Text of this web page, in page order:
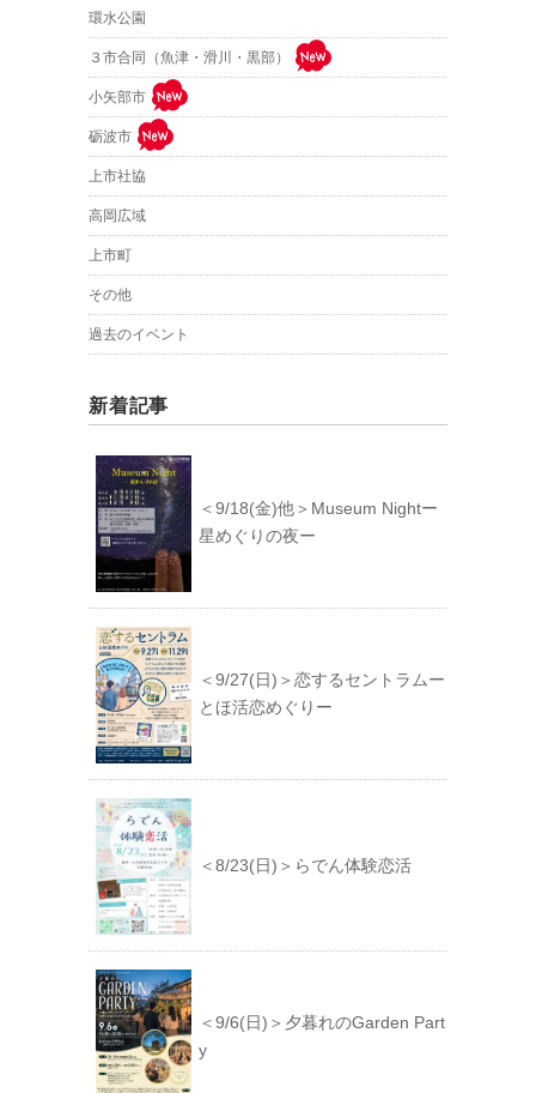
環水公園
３市合同（魚津・滑川・黒部）
小矢部市
砺波市
上市社協
高岡広域
上市町
その他
過去のイベント
新着記事
＜9/18(金)他＞Museum Nightー
星めぐりの夜ー
＜9/27(日)＞恋するセントラムー
とほ活恋めぐりー
＜8/23(日)＞らでん体験恋活
＜9/6(日)＞夕暮れのGarden Part
y